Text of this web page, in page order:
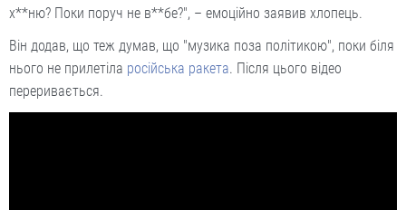
х**ню? Поки поруч не в**бе?", – емоційно заявив хлопець.
Він додав, що теж думав, що "музика поза політикою", поки біля
нього не прилетіла російська ракета. Після цього відео
переривається.